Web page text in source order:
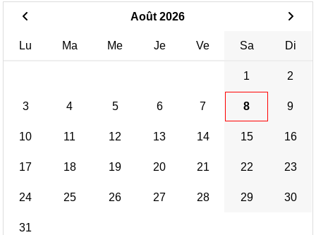
Août 2026
Lu Ma Me Je Ve Sa Di
1 2
3 4 5 6 7 8 9
10 11 12 13 14 15 16
17 18 19 20 21 22 23
24 25 26 27 28 29 30
31